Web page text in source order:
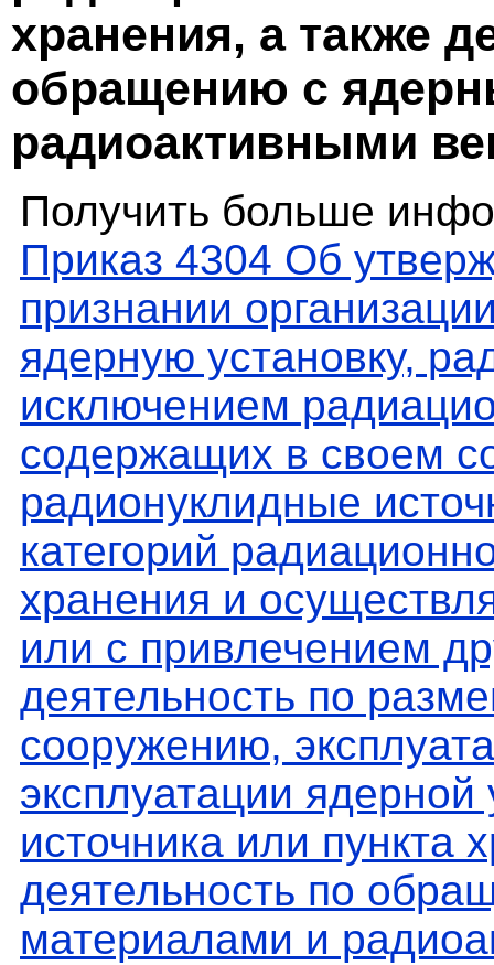
хранения, а также
обращению с
радиоактивными
Получить больше
Приказ 4304 Об
признании
ядерную установку,
исключением
содержащих в своем
радионуклидные
категорий
хранения и
или с привлечением
деятельность по
сооружению,
эксплуатации
источника или пункта
деятельность по
материалами и